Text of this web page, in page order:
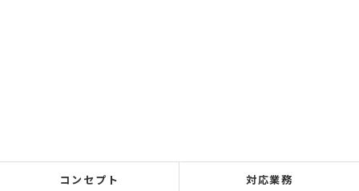
コンセプト 対応業務